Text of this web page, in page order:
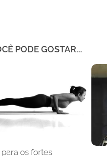
PODE GOSTAR...
para os fortes